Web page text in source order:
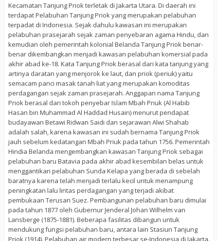
Kecamatan Tanjung Priok terletak di Jakarta Utara. Di daerah ini
terdapat Pelabuhan Tanjung Priok yang merupakan pelabuhan
terpadat di Indonesia. Sejak dahulu kawasan ini merupakan
pelabuhan prasejarah sejak zaman penyebaran agama Hindu, dan
kemudian oleh pemerintah kolonial Belanda Tanjung Priok benar-
benar dikembangkan menjadi kawasan pelabuhan komersial pada
akhir abad ke-18. Kata Tanjung Priok berasal dari kata tanjung yang
artinya daratan yang menjorok ke laut, dan priok (periuk) yaitu
semacam panci masak tanah liat yang merupakan komoditas
perdagangan sejak zaman prasejarah. Anggapan nama Tanjung
Priok berasal dari tokoh penyebar Islam Mbah Priuk (Al Habib
Hasan bin Muhammad Al Haddad Husain) menurut pendapat
budayawan Betawi Ridwan Saidi dan sejarawan Alwi Shahab
adalah salah, karena kawasan ini sudah bernama Tanjung Priok
jauh sebelum kedatangan Mbah Priuk pada tahun 1756. Pemerintah
Hindia Belanda mengembangkan kawasan Tanjung Priok sebagai
pelabuhan baru Batavia pada akhir abad kesembilan belas untuk
menggantikan pelabuhan Sunda Kelapa yang berada di sebelah
baratnya karena telah menjadi terlalu kecil untuk menampung
peningkatan lalu lintas perdagangan yang terjadi akibat
pembukaan Terusan Suez. Pembangunan pelabuhan baru dimulai
pada tahun 1877 oleh Gubernur Jenderal Johan Wilhelm van
Lansberge (1875-1881). Beberapa fasilitas dibangun untuk
mendukung fungsi pelabuhan baru, antara lain Stasiun Tanjung
Priok (1914). Pelabuhan air modern terbesar se-Indonesia di Jakarta.